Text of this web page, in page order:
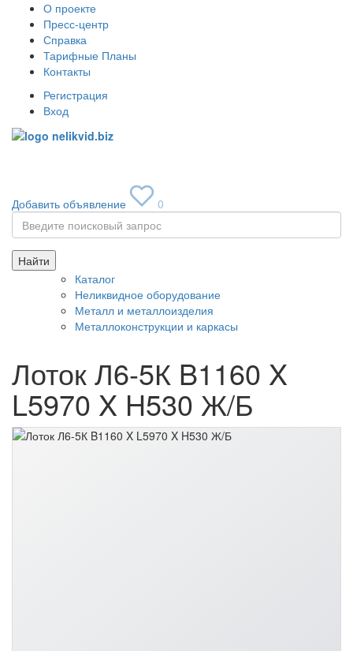
О проекте
Пресс-центр
Справка
Тарифные Планы
Контакты
Регистрация
Вход
Добавить объявление
0
Найти
Каталог
Неликвидное оборудование
Металл и металлоизделия
Металлоконструкции и каркасы
Лоток Л6-5К B1160 X
L5970 X H530 Ж/Б